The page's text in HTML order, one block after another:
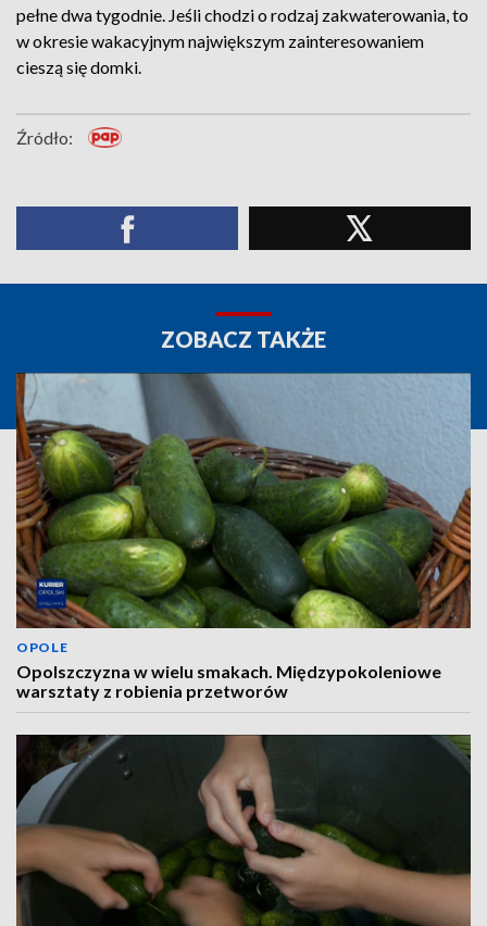
pełne dwa tygodnie. Jeśli chodzi o rodzaj zakwaterowania, to
w okresie wakacyjnym największym zainteresowaniem
cieszą się domki.
Źródło:
ZOBACZ TAKŻE
OPOLE
Opolszczyzna w wielu smakach. Międzypokoleniowe
warsztaty z robienia przetworów